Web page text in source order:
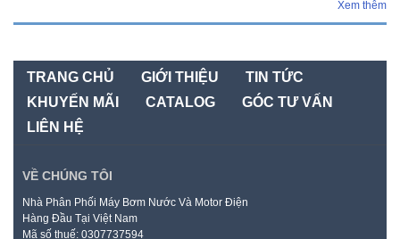
Xem thêm
TRANG CHỦ GIỚI THIỆU
TIN TỨC
KHUYẾN MÃI
CATALOG
GÓC TƯ VẤN
LIÊN HỆ
VỀ CHÚNG TÔI
Nhà Phân Phối Máy Bơm Nước Và Motor Điện
Hàng Đầu Tại Việt Nam
Mã số thuế: 0307737594